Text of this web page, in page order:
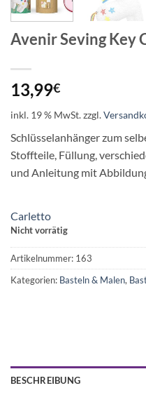
Avenir Seving Key
13,99€
inkl. 19 % MwSt.zzgl.
Schlüsselanhänger zum
Stoffteile, Füllung,
und Anleitung mit
Carletto
Nicht vorrätig
Artikelnummer: 163
Kategorien: Basteln & Malen,
BESCHREIBUNG